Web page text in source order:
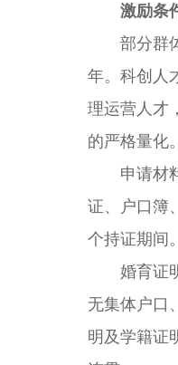
激励条
部分群体
年。科创人
理运营人才
的严格量化。
申请材料
证、户口簿
个持证期间
婚育证明
无集体户口
明及学籍证